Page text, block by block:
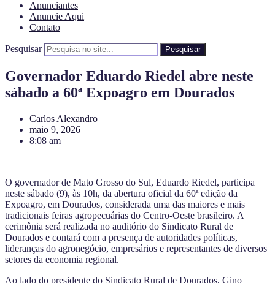
Anunciantes
Anuncie Aqui
Contato
Pesquisar Pesquisar
Governador Eduardo Riedel abre neste
sábado a 60ª Expoagro em Dourados
Carlos Alexandro
maio 9, 2026
8:08 am
O governador de Mato Grosso do Sul, Eduardo Riedel, participa
neste sábado (9), às 10h, da abertura oficial da 60ª edição da
Expoagro, em Dourados, considerada uma das maiores e mais
tradicionais feiras agropecuárias do Centro-Oeste brasileiro. A
cerimônia será realizada no auditório do Sindicato Rural de
Dourados e contará com a presença de autoridades políticas,
lideranças do agronegócio, empresários e representantes de diversos
setores da economia regional.
Ao lado do presidente do Sindicato Rural de Dourados, Gino